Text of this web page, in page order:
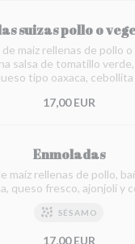
suizas pollo o
maiz rellenas de pollo
salsa de tomatillo
tipo oaxaca,
17,00 EUR
Enmoladas
maíz rellenas de pollo,
queso fresco, ajonjolí y
SÉSAMO
17,00 EUR